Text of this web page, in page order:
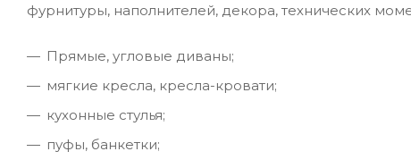
фурнитуры, наполнителей, декора, технических
Прямые, угловые диваны;
мягкие кресла, кресла-кровати;
кухонные стулья;
пуфы, банкетки;